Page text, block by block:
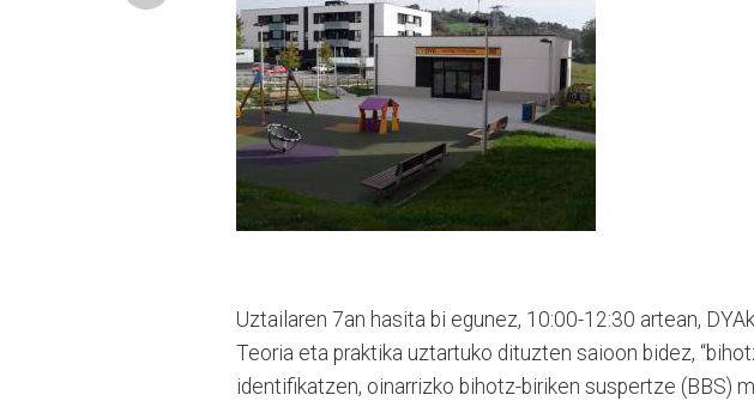
Uztailaren 7an hasita bi egunez, 10:00-12:30 artean,
Teoria eta praktika uztartuko dituzten saioon bidez,
identifikatzen, oinarrizko bihotz-biriken suspertze (BBS)